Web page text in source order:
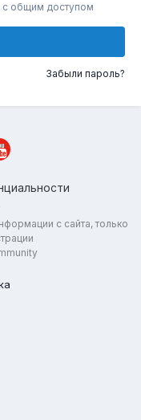
общим доступом
Забыли пароль?
с сайта, только